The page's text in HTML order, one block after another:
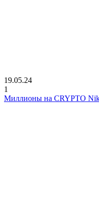
19.05.24
1
Миллионы на CRYPTO